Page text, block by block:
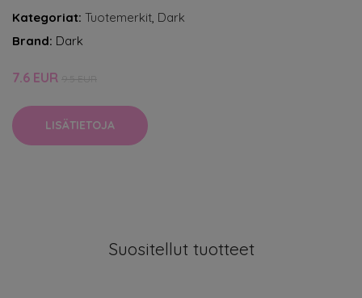
Kategoriat: Tuotemerkit Dark
Brand: Dark
7.6 EUR
LISÄTIETOJA
Suositellut tuotteet